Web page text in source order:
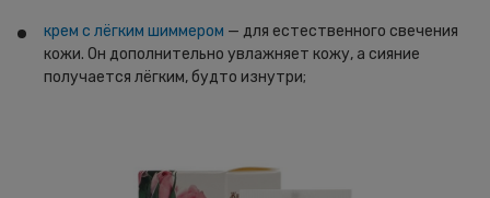
крем с лёгким шиммером — для естественного свечения
кожи. Он дополнительно увлажняет кожу, а сияние
получается лёгким, будто изнутри;